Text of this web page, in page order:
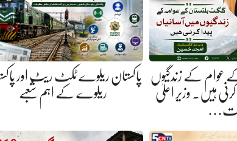
عوام کے زندگیوں
کرنی ہیں. وزیر اعلیٰ
پاکستان ریلوے ٹکٹ ریٹ اور
ریلوے کے اہم شعبے